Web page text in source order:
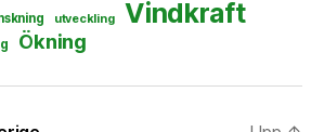
utveckling Vindkraft
Ökning